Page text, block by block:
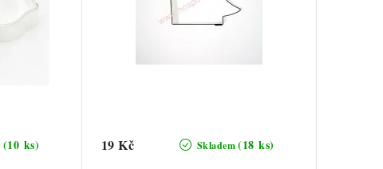
(10 ks) Skladem(18 ks)
19 Kč